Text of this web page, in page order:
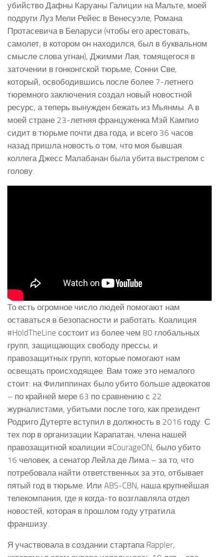
убийство Дафны Каруаны Галиции на Мальте, моей
подруги Луз Мели Рейес в Венесуэле, Романа
Протасевича в Беларуси (чтобы его арестовать,
самолет, в котором он находился, был в буквальном
смысле слова угнан), Джимми Лая, томящегося в
заточении в гонконгской тюрьме, Сонни Све,
который, освободившись после более 7-летнего
тюремного заключения создал новый новостной
ресурс, а теперь вынужден бежать из Мьянмы. А в
моей стране 23-летняя француженка Мэй Кампио
сидит в тюрьме почти два года, и всего 36 часов
назад пришла новость о том, что моя бывшая
коллега Джесс Малабанан была убита выстрелом с
голову.
То есть огромное число людей помогают нам
оставаться в безопасности и работать. Коалиция
#HoldTheLine состоит из более чем 80 глобальных
групп, защищающих свободу прессы, и
правозащитных групп, которые помогают нам
освещать происходящее. Вам тоже это немалого
стоит: на Филиппинах было убито больше адвокатов
– по крайней мере 63 по сравнению с 22
журналистaми, убитыми после того, как президент
Родриго Дутерте вступил в должность в 2016 году. С
тех пор в организации Карапатан, члена нашей
правозащитной коалиции #CourageON, было убито
16 человек, а сенатор Лейла де Лима – за то, что
потребовала найти ответственных за это, отбывает
пятый год в тюрьме. Или ABS-CBN, наша крупнейшая
телекомпания, где я когда-то возглавляла отдел
новостей, которая в прошлом году утратила
франшизу.
Я участвовала в создании стартапа Rappler,